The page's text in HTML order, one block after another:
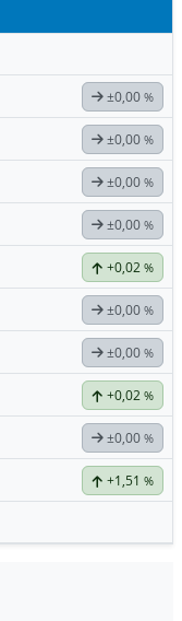
±0,00 %
±0,00 %
±0,00 %
±0,00 %
+0,02 %
±0,00 %
±0,00 %
+0,02 %
±0,00 %
+1,51 %